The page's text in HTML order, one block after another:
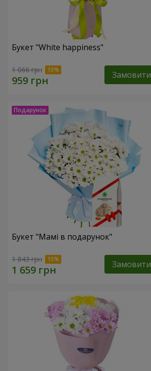
Букет "White happiness"
1 066 грн Замовити
Букет "Мамі в подарунок"
1 843 грн Замовити